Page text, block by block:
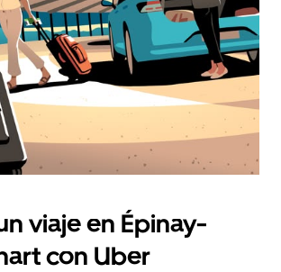
viaje en Épinay-
con Uber